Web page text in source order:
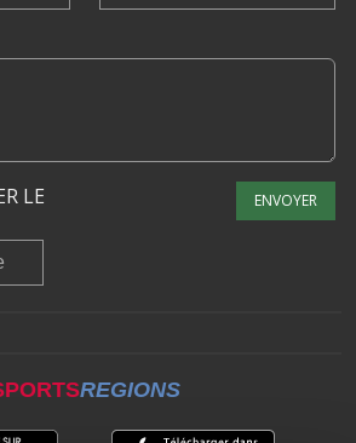
LE
ENVOYER
REGIONS